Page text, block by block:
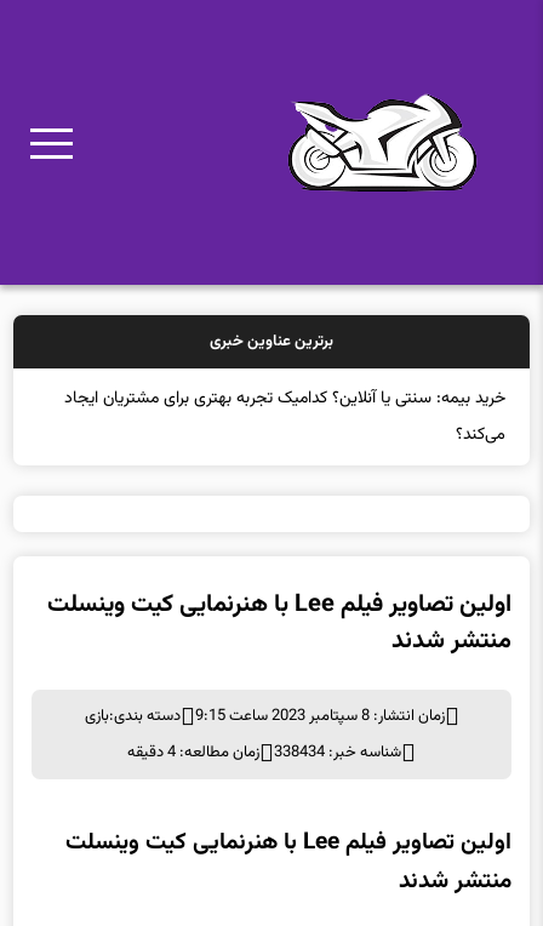
برترین عناوین خبری
خرید بیمه: سنتی یا آنلاین؟ کدامیک تجربه بهتری برای مشتریان ایجاد
می‌کند؟
اولین تصاویر فیلم Lee با هنرنمایی کیت وینسلت
منتشر شدند
زمان انتشار: 8 سپتامبر 2023 ساعت 9:15 دسته بندی:بازی
شناسه خبر: 338434
زمان مطالعه: 4 دقیقه
اولین تصاویر فیلم Lee با هنرنمایی کیت وینسلت
منتشر شدند